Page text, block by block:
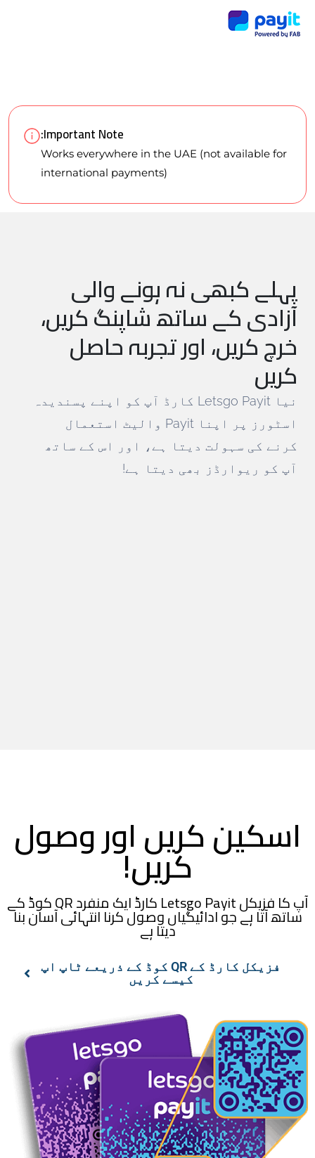
Important Note:
Works everywhere in the UAE (not available for
international payments)
پہلے کبھی نہ ہونے والی
آزادی کے ساتھ شاپنگ کریں،
خرچ کریں، اور تجربہ حاصل
کریں
نیا Letsgo Payit کارڈ آپ کو اپنے پسندیدہ
اسٹورز پر اپنا Payit والیٹ استعمال
کرنے کی سہولت دیتا ہے، اور اس کے ساتھ
آپ کو ریوارڈز بھی دیتا ہے!
اسکین کریں اور وصول
کریں!
آپ کا فزیکل Letsgo Payit کارڈ ایک منفرد QR کوڈ کے
ساتھ آتا ہے جو ادائیگیاں وصول کرنا انتہائی آسان بنا
دیتا ہے
فزیکل کارڈ کے QR کوڈ کے ذریعے ٹاپ اپ
کیسے کریں